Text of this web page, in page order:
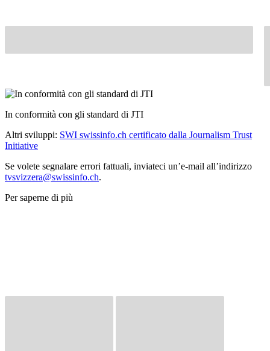
In conformità con gli standard di JTI
Altri sviluppi: SWI swissinfo.ch certificato dalla Journalism Trust
Initiative
Se volete segnalare errori fattuali, inviateci un’e-mail all’indirizzo
tvsvizzera@swissinfo.ch.
Per saperne di più